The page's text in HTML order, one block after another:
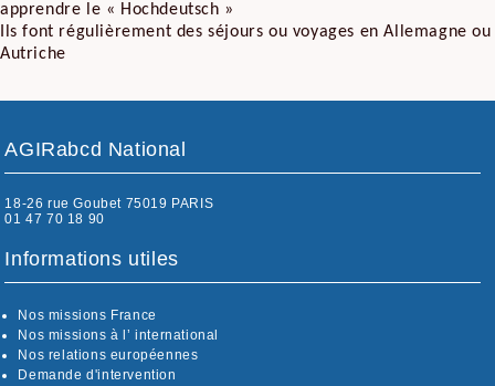
apprendre le « Hochdeutsch »
Ils font régulièrement des séjours ou voyages en Allemagne ou
Autriche
AGIRabcd National
18-26 rue Goubet 75019 PARIS
01 47 70 18 90
Informations utiles
Nos missions France
Nos missions à l’ international
Nos relations européennes
Demande d'intervention